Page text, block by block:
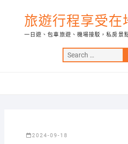
旅遊行程享受在
一日遊、包車旅遊、機場接駁，私房景
…
2024-09-18